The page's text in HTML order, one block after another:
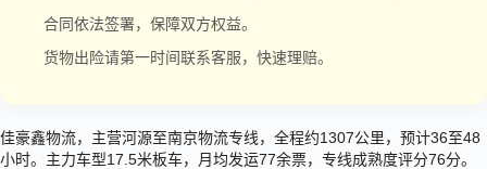
合同依法签署，保障双方权益。
货物出险请第一时间联系客服，快速理赔。
佳豪鑫物流，主营河源至南京物流专线，全程约1307公里，预计36至48
小时。主力车型17.5米板车，月均发运77余票，专线成熟度评分76分。